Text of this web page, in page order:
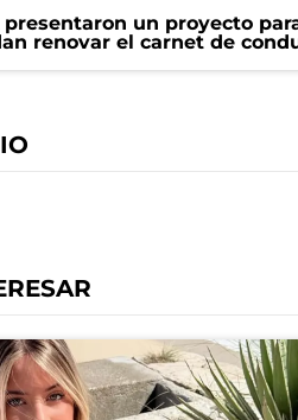
un proyecto
renovar el carnet de